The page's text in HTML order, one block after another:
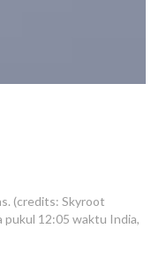
(credits: Skyroot
pukul 12:05 waktu India,